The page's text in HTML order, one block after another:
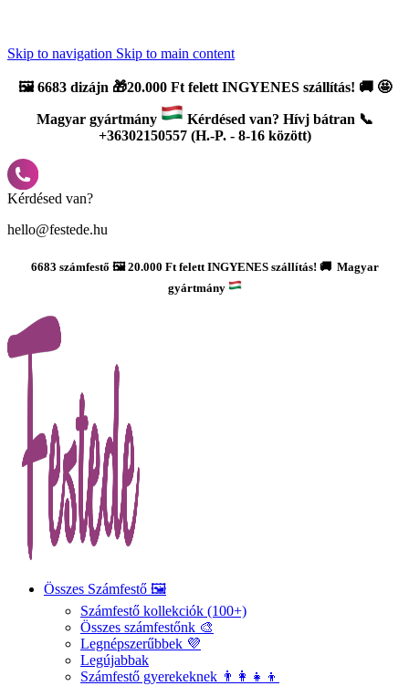
Skip to navigation Skip to main content
🖼️6683 dizájn 🎁20.000 Ft felett INGYENES szállítás! 🚚 🤩
Magyar gyártmány
Kérdésed van? Hívj bátran 📞
+36302150557 (H.-P. - 8-16 között)
Kérdésed van?
hello@festede.hu
6683 számfestő 🖼️ 20.000 Ft felett INGYENES szállítás! 🚚 Magyar
gyártmány
Összes Számfestő 🖼️
Számfestő kollekciók (100+)
Összes számfestőnk 🎨
Legnépszerűbbek 💜
Legújabbak
Számfestő gyerekeknek 👨‍👩‍👧‍👦